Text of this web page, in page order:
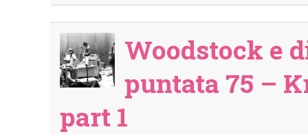
Woodstock e
puntata 75 –
part 1